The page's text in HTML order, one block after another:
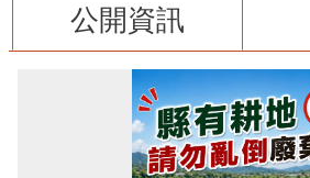
公開資訊